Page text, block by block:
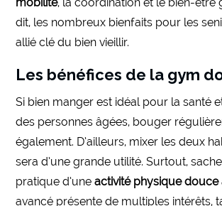
dit, les nombreux bienfaits pour les
allié clé du bien vieillir.
Les bénéfices de la gym
Si bien manger est idéal pour la santé
des personnes âgées, bouger
également. D’ailleurs, mixer les deux
sera d’une grande utilité. Surtout,
pratique d’uneactivité physique douce
avancé présente de multiples intérêts,